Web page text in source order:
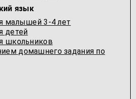
язык
малышей 3-4 лет
детей
школьников
домашнего задания по